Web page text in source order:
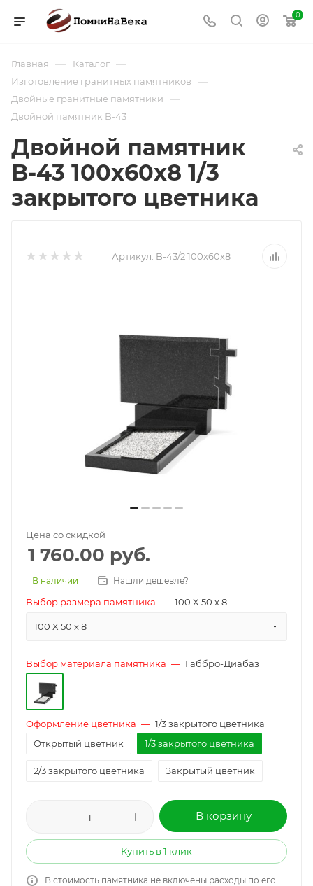
0
Главная — Каталог —
Изготовление гранитных памятников —
Двойные гранитные памятники —
Двойной памятник B-43
Двойной памятник
B-43 100х60х8 1/3
закрытого цветника
Артикул: B-43/2 100х60х8
Цена со скидкой
1 760.00 руб.
В наличии Нашли дешевле?
Выбор размера памятника — 100 X 50 x 8
100 X 50 x 8
Выбор материала памятника — Габбро-Диабаз
Оформление цветника — 1/3 закрытого цветника
Открытый цветник
1/3 закрытого цветника
2/3 закрытого цветника Закрытый цветник
В корзину
Купить в 1 клик
В стоимость памятника не включены расходы по его